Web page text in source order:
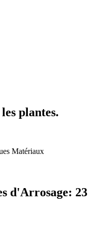
plantes.
Matériaux
d'Arrosage: 23